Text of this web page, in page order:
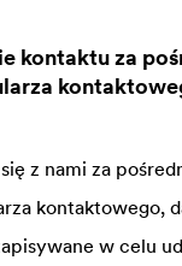
kontaktu za
z nami za
kontaktowego,
w celu